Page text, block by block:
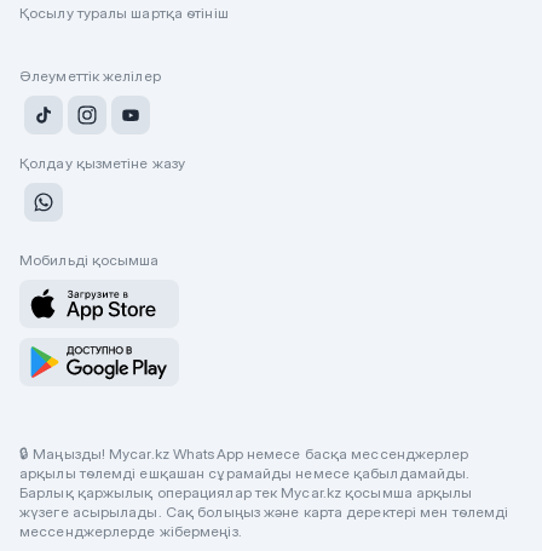
Қосылу туралы шартқа өтініш
Әлеуметтік желілер
Қолдау қызметіне жазу
Мобильді қосымша
🔒 Маңызды! Mycar.kz WhatsApp немесе басқа мессенджерлер
арқылы төлемді ешқашан сұрамайды немесе қабылдамайды.
Барлық қаржылық операциялар тек Mycar.kz қосымша арқылы
жүзеге асырылады. Сақ болыңыз және карта деректері мен төлемді
мессенджерлерде жібермеңіз.